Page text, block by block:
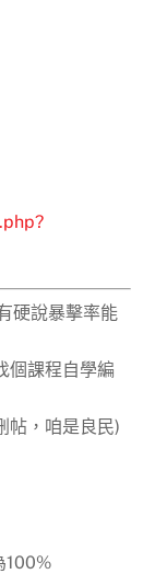
硬說暴擊率能
個課程自學編
帖，咱是良民)
100%